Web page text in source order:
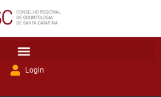
Login